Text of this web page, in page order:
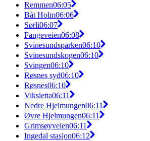
Remmen06:05
Båt Holm06:06
Sørli06:07
Fangeveien06:08
Svinesundsparken06:10
Svinesundskogen06:10
Svingen06:10
Røsnes syd06:10
Røsnes06:10
Viksletta06:11
Nedre Hjelmungen06:11
Øvre Hjelmungen06:11
Grimsøyveien06:11
Ingedal stasjon06:12